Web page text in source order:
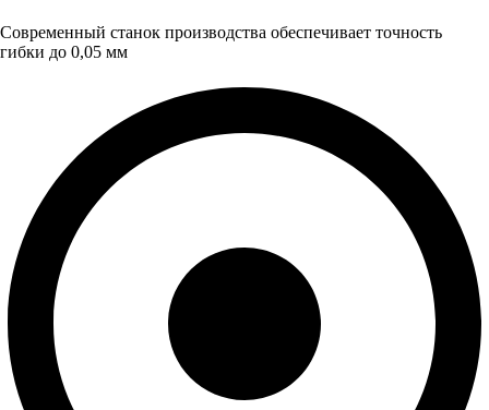
Современный станок производства обеспечивает точность
гибки до 0,05 мм